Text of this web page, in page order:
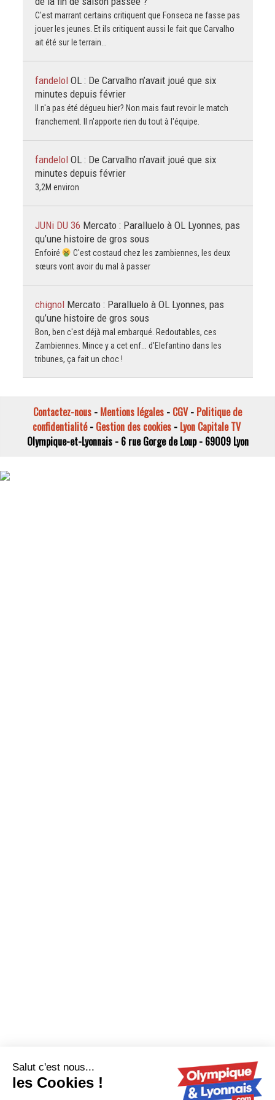
C'est marrant certains critiquent que Fonseca ne fasse pas
jouer les jeunes. Et ils critiquent aussi le fait que Carvalho
ait été sur le terrain...
fandelol OL : De Carvalho n’avait joué que six
minutes depuis février
Il n'a pas été dégueu hier? Non mais faut revoir le match
franchement. Il n'apporte rien du tout à l'équipe.
fandelol OL : De Carvalho n’avait joué que six
minutes depuis février
3,2M environ
JUNi DU 36 Mercato : Paralluelo à OL Lyonnes, pas
qu’une histoire de gros sous
Enfoiré
C'est costaud chez les zambiennes, les deux
sœurs vont avoir du mal à passer
chignol Mercato : Paralluelo à OL Lyonnes, pas
qu’une histoire de gros sous
Bon, ben c'est déjà mal embarqué. Redoutables, ces
Zambiennes. Mince y a cet enf... d'Elefantino dans les
tribunes, ça fait un choc !
Contactez-nous - Mentions légales - CGV- Politique de
confidentialité- Gestion des cookies- Lyon Capitale TV
Olympique-et-Lyonnais - 6 rue Gorge de Loup - 69009 Lyon